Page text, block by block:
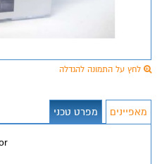
לחץ על התמונה להגדלה
מאפיינים מפרט טכני